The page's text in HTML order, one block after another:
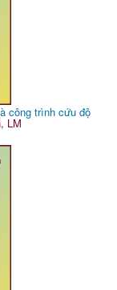
công trình cứu độ
LM